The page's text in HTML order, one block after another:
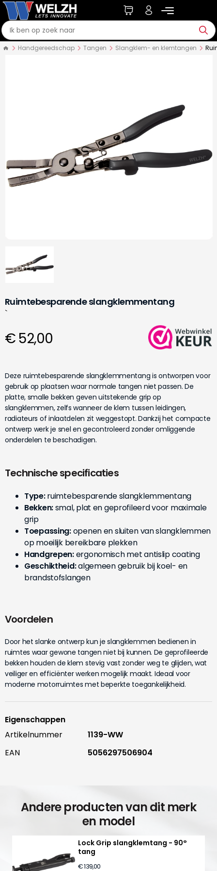
Handgereedschap Tangen Slangklem- en klemtangen
Ruimtebesparende slangklemmentang
`
€ 52,00
Deze ruimtebesparende slangklemmentang is ontworpen voor
gebruik op plaatsen waar normale tangen niet passen. De
platte, smalle bekken geven uitstekende grip op
slangklemmen, zelfs wanneer de klem tussen leidingen,
radiateurs of inlaatdelen zit weggestopt. Dankzij het compacte
ontwerp werk je snel en gecontroleerd zonder omliggende
onderdelen te beschadigen.
Technische specificaties
Type:ruimtebesparende slangklemmentang
Bekken:smal, plat en geprofileerd voor maximale
grip
Toepassing:openen en sluiten van slangklemmen
op moeilijk bereikbare plekken
Handgrepen:ergonomisch met antislip coating
Geschiktheid:algemeen gebruik bij koel- en
brandstofslangen
Voordelen
Door het slanke ontwerp kun je slangklemmen bedienen in
ruimtes waar gewone tangen niet bij kunnen. De geprofileerde
bekken houden de klem stevig vast zonder weg te glijden, wat
veiliger en efficiënter werken mogelijk maakt. Ideaal voor
moderne motorruimtes met beperkte toegankelijkheid.
Eigenschappen
Artikelnummer
1139-WW
EAN
5056297506904
Andere producten van dit merk
en model
Lock Grip slangklemtang - 90°
tang
€ 139,00